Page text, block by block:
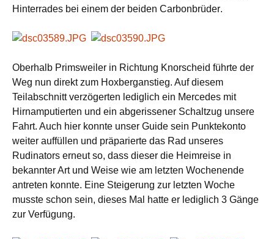
Hinterrades bei einem der beiden Carbonbrüder.
Oberhalb Primsweiler in Richtung Knorscheid führte der
Weg nun direkt zum Hoxberganstieg. Auf diesem
Teilabschnitt verzögerten lediglich ein Mercedes mit
Hirnamputierten und ein abgerissener Schaltzug unsere
Fahrt. Auch hier konnte unser Guide sein Punktekonto
weiter auffüllen und präparierte das Rad unseres
Rudinators erneut so, dass dieser die Heimreise in
bekannter Art und Weise wie am letzten Wochenende
antreten konnte. Eine Steigerung zur letzten Woche
musste schon sein, dieses Mal hatte er lediglich 3 Gänge
zur Verfügung.